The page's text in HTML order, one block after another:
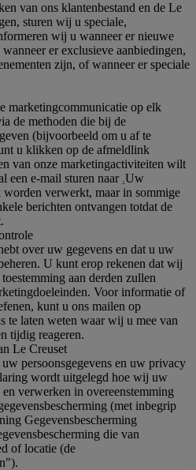
van ons klantenbestand en de Le
sturen wij u speciale,
wij u wanneer er nieuwe
er exclusieve aanbiedingen,
zijn, of wanneer er speciale
marketingcommunicatie op elk
de methoden die bij de
(bijvoorbeeld om u af te
u klikken op de afmeldlink
van onze marketingactiviteiten wilt
een e-mail sturen naar .Uw
verwerkt, maar in sommige
berichten ontvangen totdat de
over uw gegevens en dat u uw
U kunt erop rekenen dat wij
aan derden zullen
Voor informatie of
kunt u ons mailen op
te laten weten waar wij u mee van
tijdig reageren.
Le Creuset
persoonsgegevens en uw privacy
wordt uitgelegd hoe wij uw
verwerken in overeenstemming
(met inbegrip
Gegevensbescherming
die van
of locatie (de